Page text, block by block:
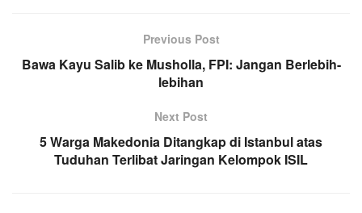
Previous Post
Bawa Kayu Salib ke Musholla, FPI: Jangan Berlebih-
lebihan
Next Post
5 Warga Makedonia Ditangkap di Istanbul atas
Tuduhan Terlibat Jaringan Kelompok ISIL